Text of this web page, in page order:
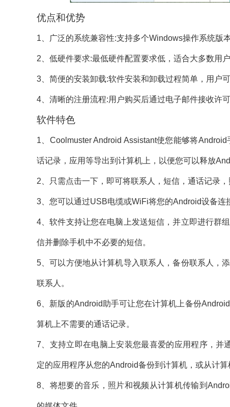
优点和优势
1、广泛的系统兼容性:支持多个Windows操作系统版
2、低硬件要求:最低硬件配置要求低，适合大多数用户
3、简便的安装卸载:软件安装和卸载过程简单，用户可
4、清晰的注册流程:用户购买后通过电子邮件接收许
软件特色
1、Coolmuster Android Assistant使您能够将
话记录，应用等导出到计算机上，以便您可以释放
2、只需点击一下，即可将联系人，短信，通话记录
3、您可以通过USB电缆或WiFi将您的Android设备连
4、软件支持让您在电脑上发送短信，并立即进行群
信并删除手机中不必要的短信。
5、可以方便地从计算机导入联系人，备份联系人，
联系人。
6、新版的Android助手可让您在计算机上备份
算机上不需要的通话记录。
7、支持立即在电脑上安装您最喜爱的应用程序，并
定的应用程序从您的Android备份到计算机，或从计
8、将想要的音乐，照片和视频从计算机传输到